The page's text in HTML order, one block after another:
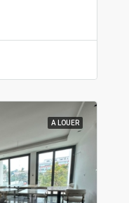
A LOUER